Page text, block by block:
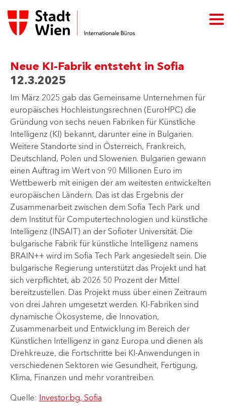
Neue KI-Fabrik entsteht in Sofia
12.3.2025
Im März 2025 gab das Gemeinsame Unternehmen für
europäisches Hochleistungsrechnen (EuroHPC) die
Gründung von sechs neuen Fabriken für Künstliche
Intelligenz (KI) bekannt, darunter eine in Bulgarien.
Weitere Standorte sind in Österreich, Frankreich,
Deutschland, Polen und Slowenien.​ Bulgarien gewann
einen Auftrag im Wert von 90 Millionen Euro im
Wettbewerb mit einigen der am weitesten entwickelten
europäischen Ländern. Das ist das Ergebnis der
Zusammenarbeit zwischen dem Sofia Tech Park und
dem Institut für Computertechnologien und künstliche
Intelligenz (INSAIT) an der Sofioter Universität. Die
bulgarische Fabrik für künstliche Intelligenz namens
BRAIN++ wird im Sofia Tech Park angesiedelt sein. Die
bulgarische Regierung unterstützt das Projekt und hat
sich verpflichtet, ab 2026 50 Prozent der Mittel
bereitzustellen. Das Projekt muss über einen Zeitraum
von drei Jahren umgesetzt werden. KI-Fabriken sind
dynamische Ökosysteme, die Innovation,
Zusammenarbeit und Entwicklung im Bereich der
Künstlichen Intelligenz in ganz Europa und dienen als
Drehkreuze, die Fortschritte bei KI-Anwendungen in
verschiedenen Sektoren wie Gesundheit, Fertigung,
Klima, Finanzen und mehr vorantreiben.​
Quelle: Investor.bg, Sofia